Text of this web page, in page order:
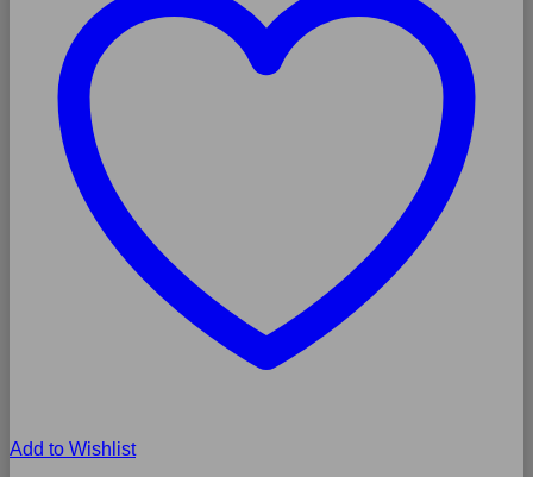
Add to Wishlist